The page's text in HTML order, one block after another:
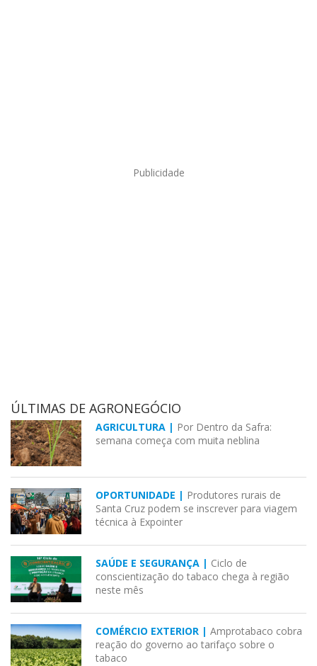
Publicidade
ÚLTIMAS DE AGRONEGÓCIO
AGRICULTURA | Por Dentro da Safra:
semana começa com muita neblina
OPORTUNIDADE | Produtores rurais de
Santa Cruz podem se inscrever para viagem
técnica à Expointer
SAÚDE E SEGURANÇA | Ciclo de
conscientização do tabaco chega à região
neste mês
COMÉRCIO EXTERIOR | Amprotabaco cobra
reação do governo ao tarifaço sobre o
tabaco